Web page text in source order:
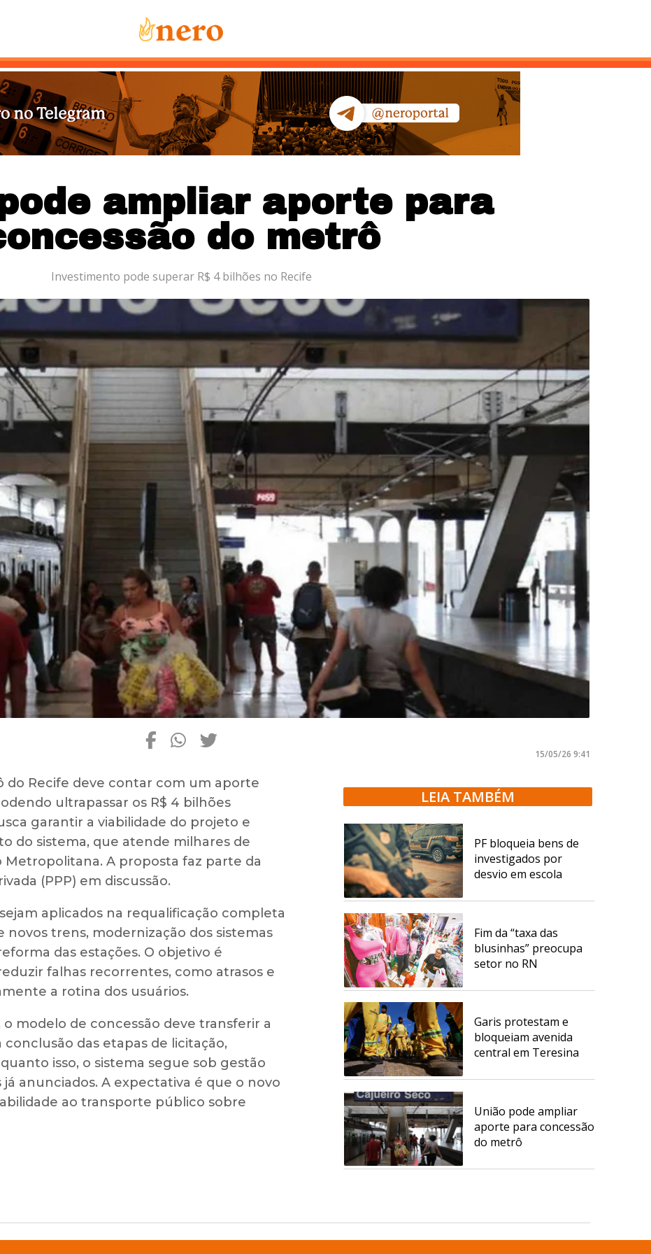
Mais Lidas Sobre Nós
ampliar aporte para
do metrô
Investimento pode superar R$ 4 bilhões no Recife
15/05/26 9:41
do Recife deve contar com um aporte
ultrapassar os R$ 4 bilhões
garantir a viabilidade do projeto e
do sistema, que atende milhares de
Metropolitana. A proposta faz parte da
(PPP) em discussão.
aplicados na requalificação completa
trens, modernização dos sistemas
das estações. O objetivo é
falhas recorrentes, como atrasos e
a rotina dos usuários.
modelo de concessão deve transferir a
das etapas de licitação,
isso, o sistema segue sob gestão
anunciados. A expectativa é que o novo
ao transporte público sobre
LEIA TAMBÉM
PF bloqueia bens de
investigados por
desvio em escola
Fim da “taxa das
blusinhas” preocupa
setor no RN
Garis protestam e
bloqueiam avenida
central em Teresina
União pode ampliar
aporte para concessão
do metrô